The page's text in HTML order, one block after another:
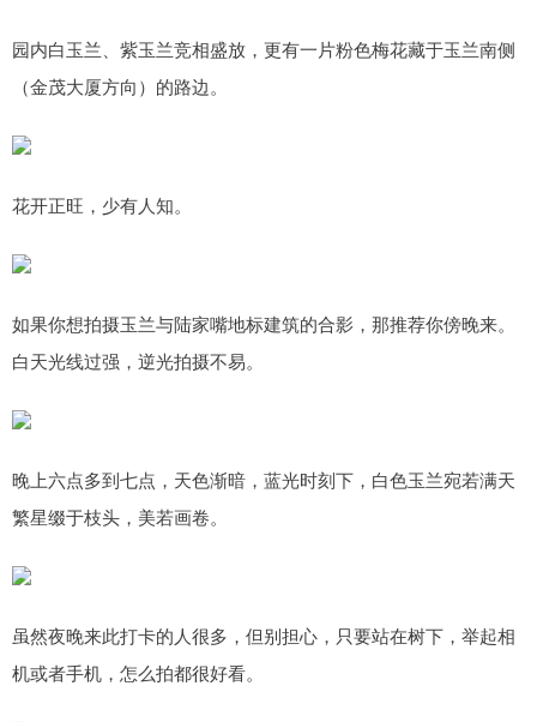
园内白玉兰、紫玉兰竞相盛放，更有一片粉色梅花藏于玉兰南侧
（金茂大厦方向）的路边。
花开正旺，少有人知。
如果你想拍摄玉兰与陆家嘴地标建筑的合影，那推荐你傍晚来。
白天光线过强，逆光拍摄不易。
晚上六点多到七点，天色渐暗，蓝光时刻下，白色玉兰宛若满天
繁星缀于枝头，美若画卷。
虽然夜晚来此打卡的人很多，但别担心，只要站在树下，举起相
机或者手机，怎么拍都很好看。